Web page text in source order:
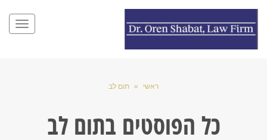
ראשי » תום לב
כל הפוסטים בתום לב